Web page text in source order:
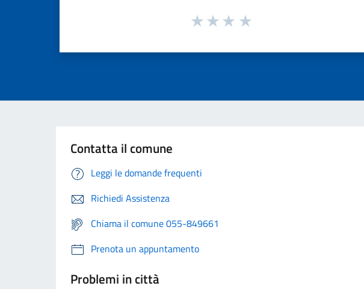
Contatta il comune
Leggi le domande frequenti
Richiedi Assistenza
Chiama il comune 055-849661
Prenota un appuntamento
Problemi in città